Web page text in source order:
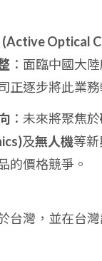
(Active Optical
：面臨中國大
正逐步將此業務
：未來將聚焦於
及無人機等
的價格競爭。
台灣，並在台